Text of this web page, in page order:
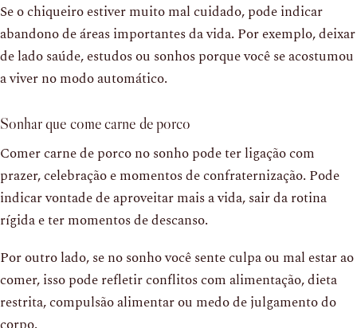
Se o chiqueiro estiver muito mal cuidado, pode indicar
abandono de áreas importantes da vida. Por exemplo, deixar
de lado saúde, estudos ou sonhos porque você se acostumou
a viver no modo automático.
Sonhar que come carne de porco
Comer carne de porco no sonho pode ter ligação com
prazer, celebração e momentos de confraternização. Pode
indicar vontade de aproveitar mais a vida, sair da rotina
rígida e ter momentos de descanso.
Por outro lado, se no sonho você sente culpa ou mal estar ao
comer, isso pode refletir conflitos com alimentação, dieta
restrita, compulsão alimentar ou medo de julgamento do